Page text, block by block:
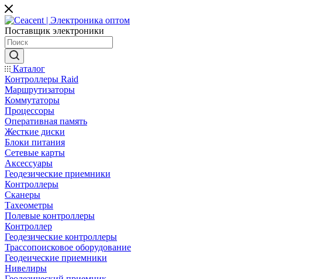
Поставщик электроники
Каталог
Контроллеры Raid
Маршрутизаторы
Коммутаторы
Процессоры
Оперативная память
Жесткие диски
Блоки питания
Сетевые карты
Аксессуары
Геодезические приемники
Контроллеры
Сканеры
Тахеометры
Полевые контроллеры
Контроллер
Геодезические контроллеры
Трассопоисковое оборудование
Геодеические приемники
Нивелиры